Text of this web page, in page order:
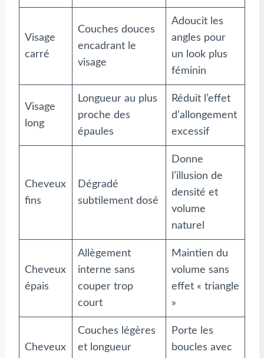
Visage
carré
Couches douces
encadrant le
visage
Adoucit les
angles pour
un look plus
féminin
Visage
long
Longueur au plus
proche des
épaules
Réduit l’effet
d’allongement
excessif
Cheveux
fins
Dégradé
subtilement dosé
Donne
l’illusion de
densité et
volume
naturel
Cheveux
épais
Allègement
interne sans
couper trop
court
Maintien du
volume sans
effet « triangle
»
Cheveux
Couches légères
et longueur
Porte les
boucles avec